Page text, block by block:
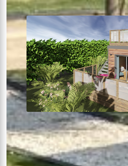
À partir de170 €la nuit
Lodge SINGLE TOIT
Maquettes photos